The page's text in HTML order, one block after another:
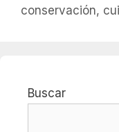
conservación,
Buscar